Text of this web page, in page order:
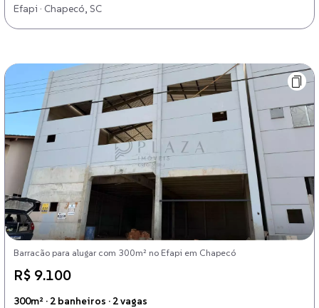
Efapi · Chapecó, SC
Barracão para alugar com 300m² no Efapi em Chapecó
R$ 9.100
300m² · 2 banheiros · 2 vagas